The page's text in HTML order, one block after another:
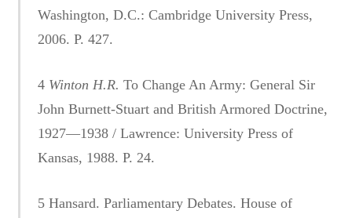
Washington, D.C.: Cambridge University Press,
2006. P. 427.
4 Winton H.R. To Change An Army: General Sir
John Burnett-Stuart and British Armored Doctrine,
1927—1938 / Lawrence: University Press of
Kansas, 1988. P. 24.
5 Hansard. Parliamentary Debates. House of